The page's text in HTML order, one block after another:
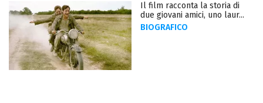
Il film racconta la storia di
due giovani amici, uno laur...
BIOGRAFICO